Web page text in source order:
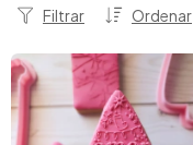
Ordenar
Filtrar